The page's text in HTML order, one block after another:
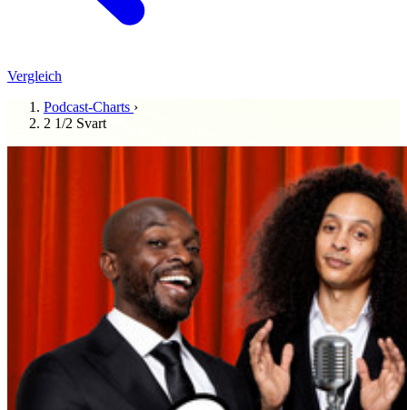
Vergleich
Podcast-Charts ›
2 1/2 Svart